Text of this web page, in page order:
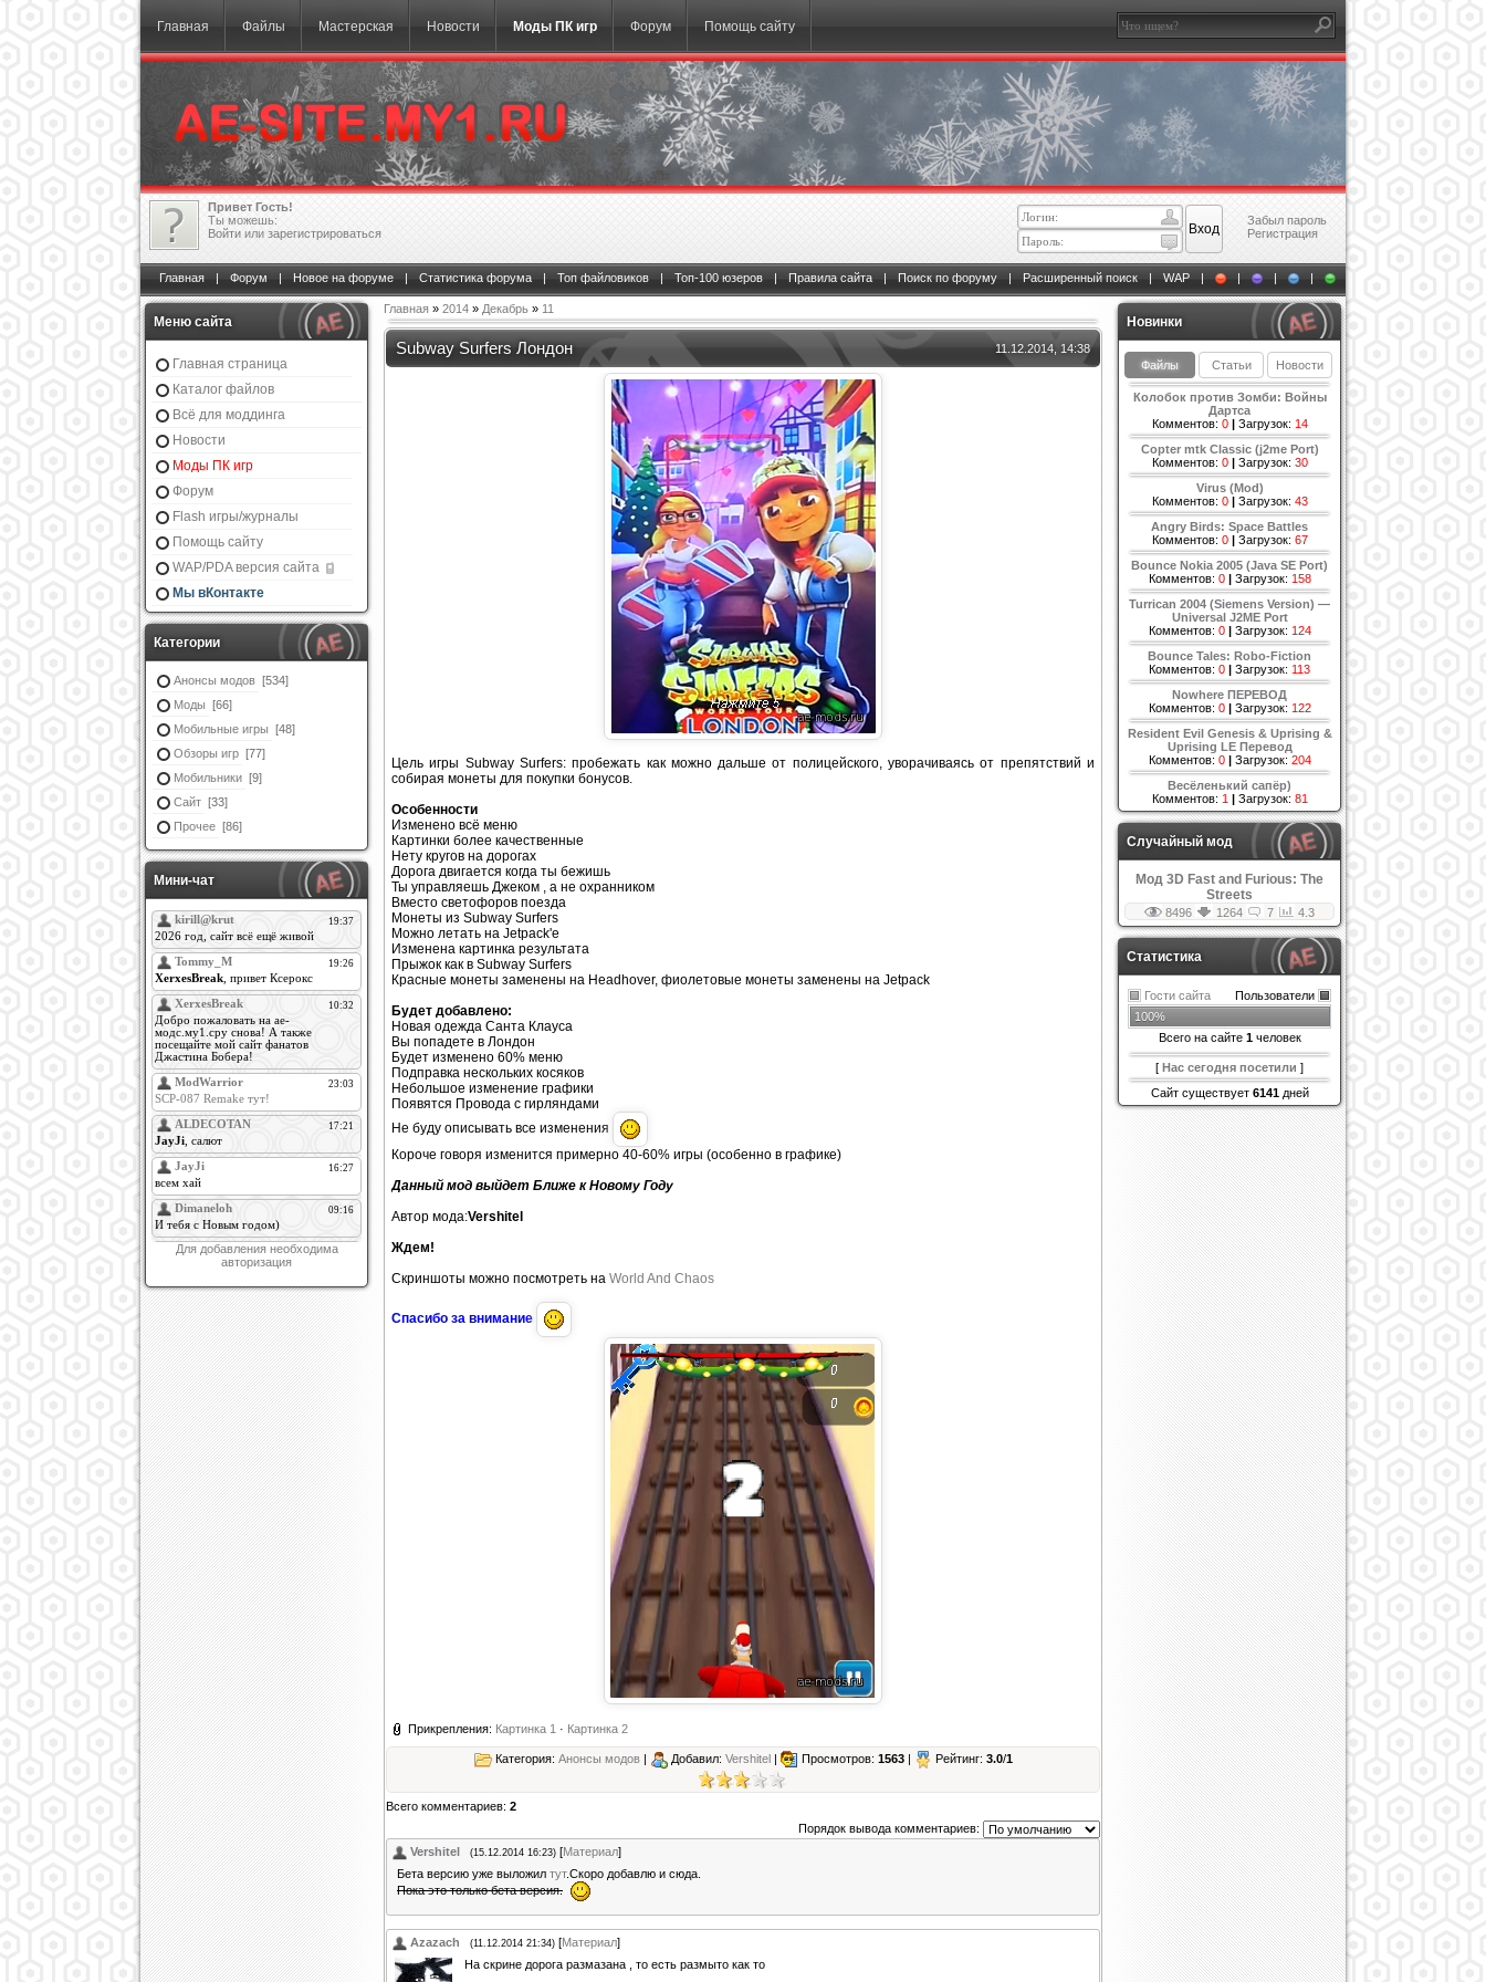
Главная Файлы Мастерская Новости Моды ПК игр Форум Помощь сайту
Привет Гость!
Ты можешь:
Войти или зарегистрироваться
Забыл пароль
Регистрация
Главная | Форум | Новое на форуме | Статистика форума | Топ файловиков | Топ-100 юзеров | Правила сайта | Поиск по форуму | Расширенный поиск | WAP | | | |
Меню сайта
Главная страница
Каталог файлов
Всё для моддинга
Новости
Моды ПК игр
Форум
Flash игры/журналы
Помощь сайту
WAP/PDA версия сайта
Мы вКонтакте
Категории
Анонсы модов [534]
Моды [66]
Мобильные игры [48]
Обзоры игр [77]
Мобильники [9]
Сайт [33]
Прочее [86]
Мини-чат
Для добавления необходима
авторизация
Главная » 2014 » Декабрь » 11
11.12.2014, 14:38
Subway Surfers Лондон
Цель игры Subway Surfers: пробежать как можно дальше от полицейского, уворачиваясь от препятствий и
собирая монеты для покупки бонусов.
Особенности
Изменено всё меню
Картинки более качественные
Нету кругов на дорогах
Дорога двигается когда ты бежишь
Ты управляешь Джеком , а не охранником
Вместо светофоров поезда
Монеты из Subway Surfers
Можно летать на Jetpack'е
Изменена картинка результата
Прыжок как в Subway Surfers
Красные монеты заменены на Headhover, фиолетовые монеты заменены на Jetpack
Будет добавлено:
Новая одежда Санта Клауса
Вы попадете в Лондон
Будет изменено 60% меню
Подправка нескольких косяков
Небольшое изменение графики
Появятся Провода с гирляндами
Не буду описывать все изменения
Короче говоря изменится примерно 40-60% игры (особенно в графике)
Данный мод выйдет Ближе к Новому Году
Автор мода:Vershitel
Ждем!
Скриншоты можно посмотреть на World And Chaos
Спасибо за внимание
Прикрепления: Картинка 1 · Картинка 2
Категория: Анонсы модов| Добавил: Vershitel| Просмотров: 1563| Рейтинг: 3.0/1
Всего комментариев: 2
Порядок вывода комментариев:
Vershitel
(15.12.2014 16:23) [Материал]
Бета версию уже выложил тут.Скоро добавлю и сюда.
Пока это только бета версия.
Azazach (11.12.2014 21:34) [Материал]
На скрине дорога размазана , то есть размыто как то
Новинки
Файлы Статьи Новости
Колобок против Зомби: Войны
Дартса
Комментов: 0| Загрузок: 14
Copter mtk Classic (j2me Port)
Комментов: 0| Загрузок: 30
Virus (Mod)
Комментов: 0| Загрузок: 43
Angry Birds: Space Battles
Комментов: 0| Загрузок: 67
Bounce Nokia 2005 (Java SE Port)
Комментов: 0| Загрузок: 158
Turrican 2004 (Siemens Version) —
Universal J2ME Port
Комментов: 0| Загрузок: 124
Bounce Tales: Robo-Fiction
Комментов: 0 | Загрузок: 113
Nowhere ПЕРЕВОД
Комментов: 0| Загрузок: 122
Resident Evil Genesis & Uprising &
Uprising LE Перевод
Комментов: 0| Загрузок: 204
Весёленький сапёр)
Комментов: 1 | Загрузок: 81
Случайный мод
Мод 3D Fast and Furious: The
Streets
8496 1264 7 4.3
Статистика
Пользователи
Гости сайта
100%
Всего на сайте 1человек
[ Нас сегодня посетили ]
Сайт существует 6141дней